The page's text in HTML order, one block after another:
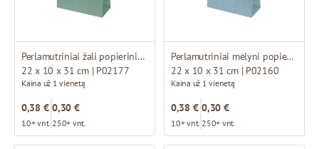
Perlamutriniai žali popieriniai maišeliai su baltomis suktomis rankenomis
22 x 10 x 31 cm | P02177
Kaina už 1 vienetą
0,38 €
10+ vnt.
0,30 €
250+ vnt.
Perlamutriniai mėlyni popieriniai maišeliai su baltomis suktomis rankenomis
22 x 10 x 31 cm | P02160
Kaina už 1 vienetą
0,38 €
10+ vnt.
0,30 €
250+ vnt.